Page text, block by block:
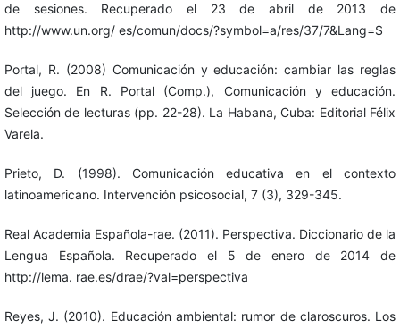
de sesiones. Recuperado el 23 de abril de 2013 de
http://www.un.org/ es/comun/docs/?symbol=a/res/37/7&Lang=S
Portal, R. (2008) Comunicación y educación: cambiar las reglas
del juego. En R. Portal (Comp.), Comunicación y educación.
Selección de lecturas (pp. 22-28). La Habana, Cuba: Editorial Félix
Varela.
Prieto, D. (1998). Comunicación educativa en el contexto
latinoamericano. Intervención psicosocial, 7 (3), 329-345.
Real Academia Española-rae. (2011). Perspectiva. Diccionario de la
Lengua Española. Recuperado el 5 de enero de 2014 de
http://lema. rae.es/drae/?val=perspectiva
Reyes, J. (2010). Educación ambiental: rumor de claroscuros. Los